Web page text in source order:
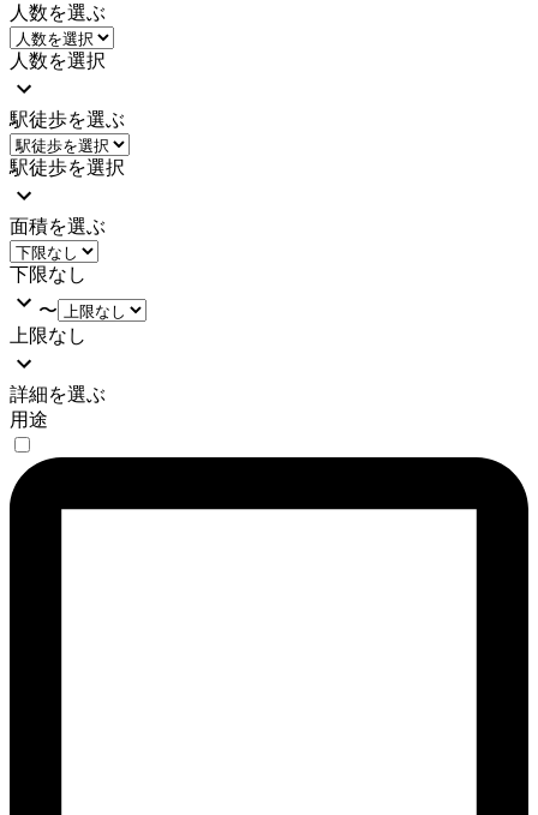
人数を選ぶ
人数を選択
駅徒歩を選ぶ
駅徒歩を選択
面積を選ぶ
下限なし
〜
上限なし
詳細を選ぶ
用途